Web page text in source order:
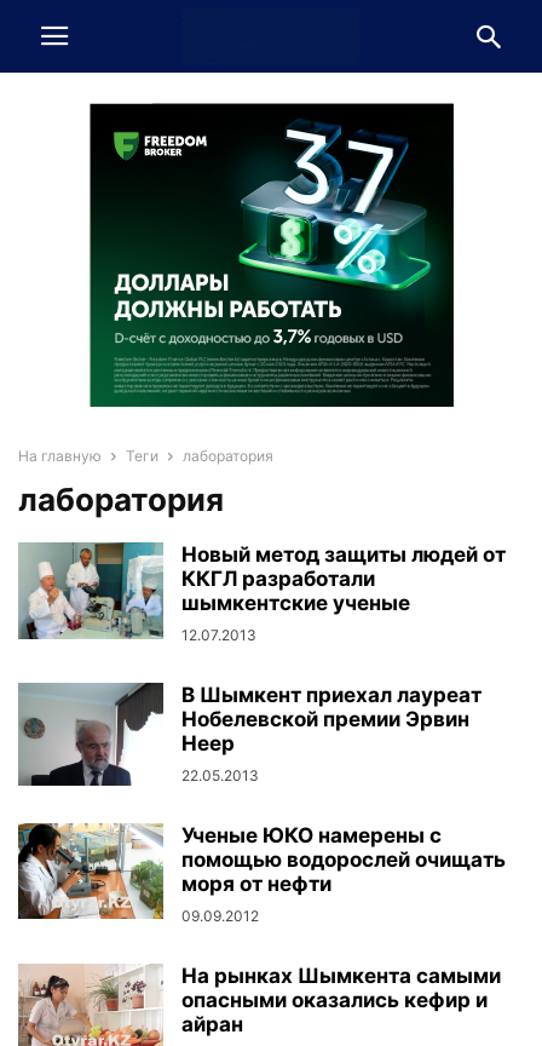
На главную Теги лаборатория
лаборатория
Новый метод защиты людей от
ККГЛ разработали
шымкентские ученые
12.07.2013
В Шымкент приехал лауреат
Нобелевской премии Эрвин
Неер
22.05.2013
Ученые ЮКО намерены с
помощью водорослей очищать
моря от нефти
09.09.2012
На рынках Шымкента самыми
опасными оказались кефир и
айран